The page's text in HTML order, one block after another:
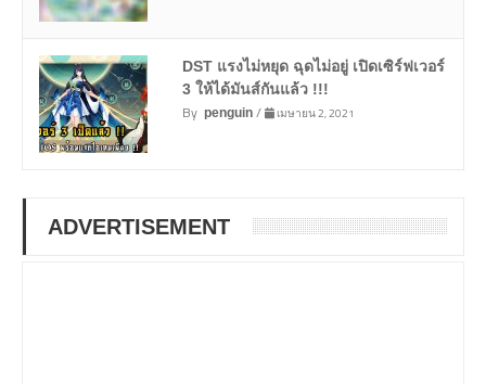
DST แรงไม่หยุด ฉุดไม่อยู่ เปิดเซิร์ฟเวอร์
3 ให้ได้มันส์กันแล้ว !!!
By penguin/ เมษายน 2, 2021
ADVERTISEMENT